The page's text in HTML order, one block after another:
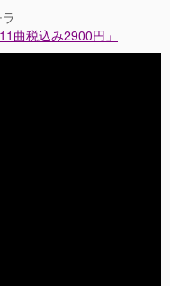
曲税込み2900円」